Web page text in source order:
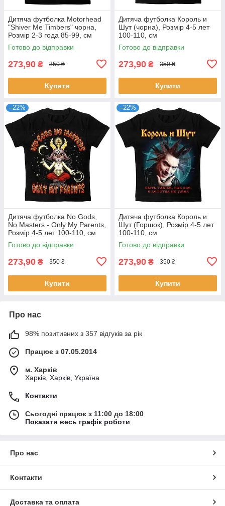
Дитяча футболка Motorhead
"Shiver Me Timbers" чорна,
Розмір 2-3 года 85-99, см
Готово до відправки
273,90 ₴ 350 ₴
Купити
Дитяча футболка Король и
Шут (чорна), Розмір 4-5 лет
100-110, см
Готово до відправки
273,90 ₴ 350 ₴
Купити
–22%
Дитяча футболка No Gods,
No Masters - Only My Parents,
Розмір 4-5 лет 100-110, см
Готово до відправки
273,90 ₴ 350 ₴
Купити
–22%
Дитяча футболка Король и
Шут (Горшок), Розмір 4-5 лет
100-110, см
Готово до відправки
273,90 ₴ 350 ₴
Купити
Про нас
98% позитивних з 357 відгуків за рік
Працює з 07.05.2014
м. Харків
Харків, Харків, Україна
Контакти
Сьогодні працює з 11:00 до 18:00
Показати весь графік роботи
Про нас
Контакти
Доставка та оплата